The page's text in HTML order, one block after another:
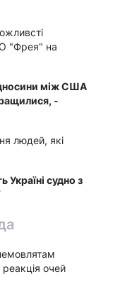
"Фрея" на
між США
-
людей, які
Україні судно з
реакція очей